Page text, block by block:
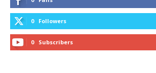
0 Followers
0 Subscribers